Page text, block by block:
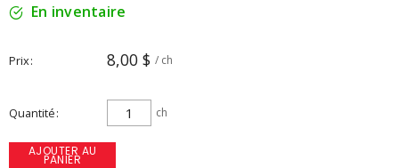
En inventaire
Prix 8,00 $ / ch
Quantité ch
AJOUTER AU
PANIER